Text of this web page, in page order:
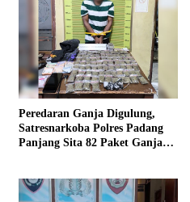
Peredaran Ganja Digulung,
Satresnarkoba Polres Padang
Panjang Sita 82 Paket Ganja